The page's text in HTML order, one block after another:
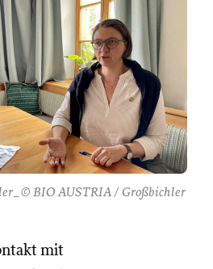
BIO AUSTRIA / Großbichler
mit